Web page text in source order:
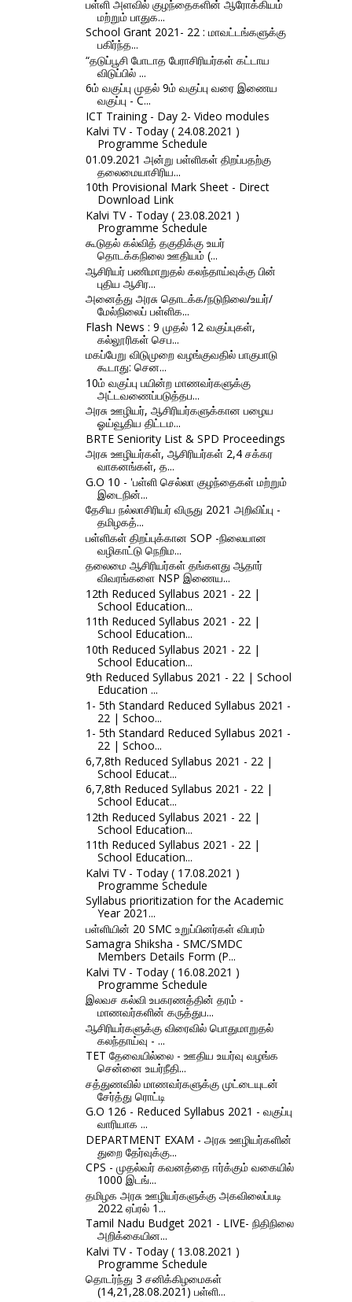
பள்ளி அளவில் குழந்தைகளின் ஆரோக்கியம்
மற்றும் பாதுக...
School Grant 2021- 22 : மாவட்டங்களுக்கு
பகிர்ந்த...
“தடுப்பூசி போடாத பேராசிரியர்கள் கட்டாய
விடுப்பில் ...
6ம் வகுப்பு முதல் 9ம் வகுப்பு வரை இணைய
வகுப்பு - C...
ICT Training - Day 2- Video modules
Kalvi TV - Today ( 24.08.2021 )
Programme Schedule
01.09.2021 அன்று பள்ளிகள் திறப்பதற்கு
தலைமையாசிரிய...
10th Provisional Mark Sheet - Direct
Download Link
Kalvi TV - Today ( 23.08.2021 )
Programme Schedule
கூடுதல் கல்வித் தகுதிக்கு உயர்
தொடக்கநிலை ஊதியம் (...
ஆசிரியர் பணிமாறுதல் கலந்தாய்வுக்கு பின்
புதிய ஆசிர...
அனைத்து அரசு தொடக்க/நடுநிலை/உயர்/
மேல்நிலைப் பள்ளிக...
Flash News : 9 முதல் 12 வகுப்புகள்,
கல்லூரிகள் செப...
மகப்பேறு விடுமுறை வழங்குவதில் பாகுபாடு
கூடாது: சென...
10ம் வகுப்பு பயின்ற மாணவர்களுக்கு
அட்டவணைப்படுத்தப...
அரசு ஊழியர், ஆசிரியர்களுக்கான பழைய
ஓய்வூதிய திட்டம...
BRTE Seniority List & SPD Proceedings
அரசு ஊழியர்கள், ஆசிரியர்கள் 2,4 சக்கர
வாகனங்கள், த...
G.O 10 - 'பள்ளி செல்லா குழந்தைகள் மற்றும்
இடைநின்...
தேசிய நல்லாசிரியர் விருது 2021 அறிவிப்பு -
தமிழகத்...
பள்ளிகள் திறப்புக்கான SOP -நிலையான
வழிகாட்டு நெறிம...
தலைமை ஆசிரியர்கள் தங்களது ஆதார்
விவரங்களை NSP இணைய...
12th Reduced Syllabus 2021 - 22 |
School Education...
11th Reduced Syllabus 2021 - 22 |
School Education...
10th Reduced Syllabus 2021 - 22 |
School Education...
9th Reduced Syllabus 2021 - 22 | School
Education ...
1- 5th Standard Reduced Syllabus 2021 -
22 | Schoo...
1- 5th Standard Reduced Syllabus 2021 -
22 | Schoo...
6,7,8th Reduced Syllabus 2021 - 22 |
School Educat...
6,7,8th Reduced Syllabus 2021 - 22 |
School Educat...
12th Reduced Syllabus 2021 - 22 |
School Education...
11th Reduced Syllabus 2021 - 22 |
School Education...
Kalvi TV - Today ( 17.08.2021 )
Programme Schedule
Syllabus prioritization for the Academic
Year 2021...
பள்ளியின் 20 SMC உறுப்பினர்கள் விபரம்
Samagra Shiksha - SMC/SMDC
Members Details Form (P...
Kalvi TV - Today ( 16.08.2021 )
Programme Schedule
இலவச கல்வி உபகரணத்தின் தரம் -
மாணவர்களின் கருத்துப...
ஆசிரியர்களுக்கு விரைவில் பொதுமாறுதல்
கலந்தாய்வு - ...
TET தேவையில்லை - ஊதிய உயர்வு வழங்க
சென்னை உயர்நீதி...
சத்துணவில் மாணவர்களுக்கு முட்டையுடன்
சேர்த்து ரொட்டி
G.O 126 - Reduced Syllabus 2021 - வகுப்பு
வாரியாக ...
DEPARTMENT EXAM - அரசு ஊழியர்களின்
துறை தேர்வுக்கு...
CPS - முதல்வர் கவனத்தை ஈர்க்கும் வகையில்
1000 இடங்...
தமிழக அரசு ஊழியர்களுக்கு அகவிலைப்படி
2022 ஏப்ரல் 1...
Tamil Nadu Budget 2021 - LIVE- நிதிநிலை
அறிக்கையின...
Kalvi TV - Today ( 13.08.2021 )
Programme Schedule
தொடர்ந்து 3 சனிக்கிழமைகள்
(14,21,28.08.2021) பள்ளி...